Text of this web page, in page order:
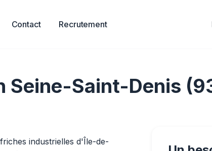
Contact Recrutement
Saint-Denis
industrielles d'Île-de-